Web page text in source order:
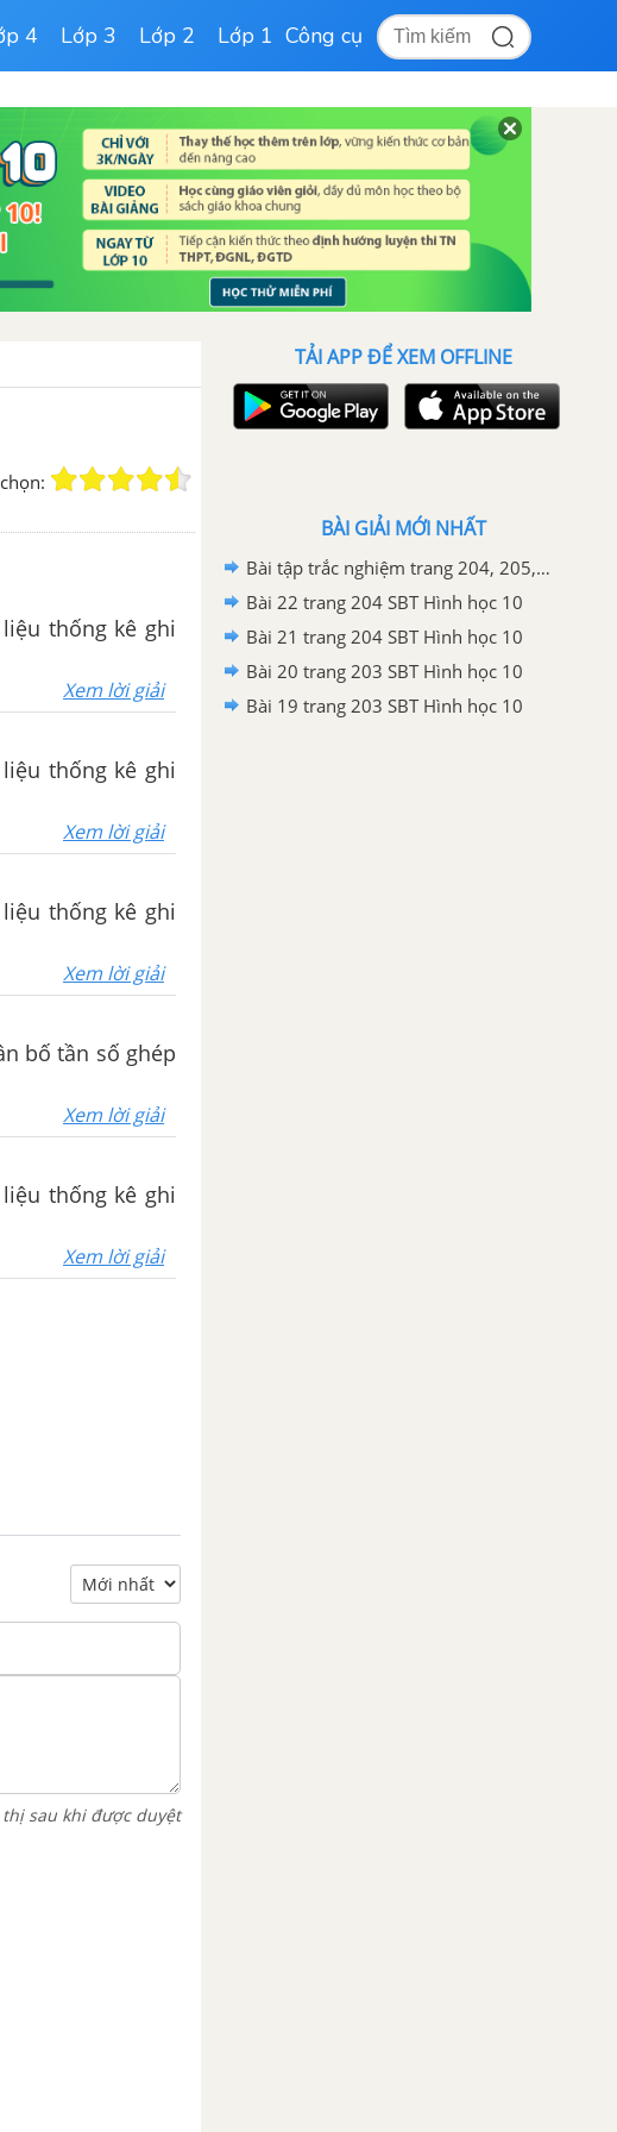
4 Lớp 3 Lớp 2 Lớp 1 Công cụ
thống kê ghi
Xem lời giải
thống kê ghi
Xem lời giải
thống kê ghi
Xem lời giải
bố tần số ghép
Xem lời giải
thống kê ghi
Xem lời giải
sau khi được duyệt
TẢI APP ĐỂ XEM OFFLINE
BÀI GIẢI MỚI NHẤT
Bài tập trắc nghiệm trang 204, 205, 206, 207, 208, 209 SBT Hình học 10
Bài 22 trang 204 SBT Hình học 10
Bài 21 trang 204 SBT Hình học 10
Bài 20 trang 203 SBT Hình học 10
Bài 19 trang 203 SBT Hình học 10